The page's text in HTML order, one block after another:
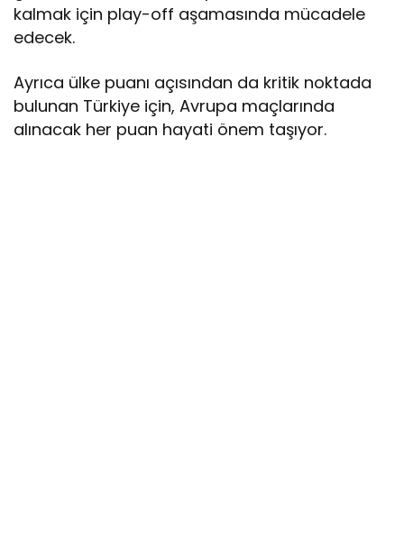
kalmak için play-off aşamasında mücadele
edecek.
Ayrıca ülke puanı açısından da kritik noktada
bulunan Türkiye için, Avrupa maçlarında
alınacak her puan hayati önem taşıyor.